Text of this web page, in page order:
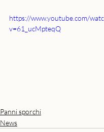
https://www.youtube.com/
v=61_ucMpteqQ
Panni sporchi
News